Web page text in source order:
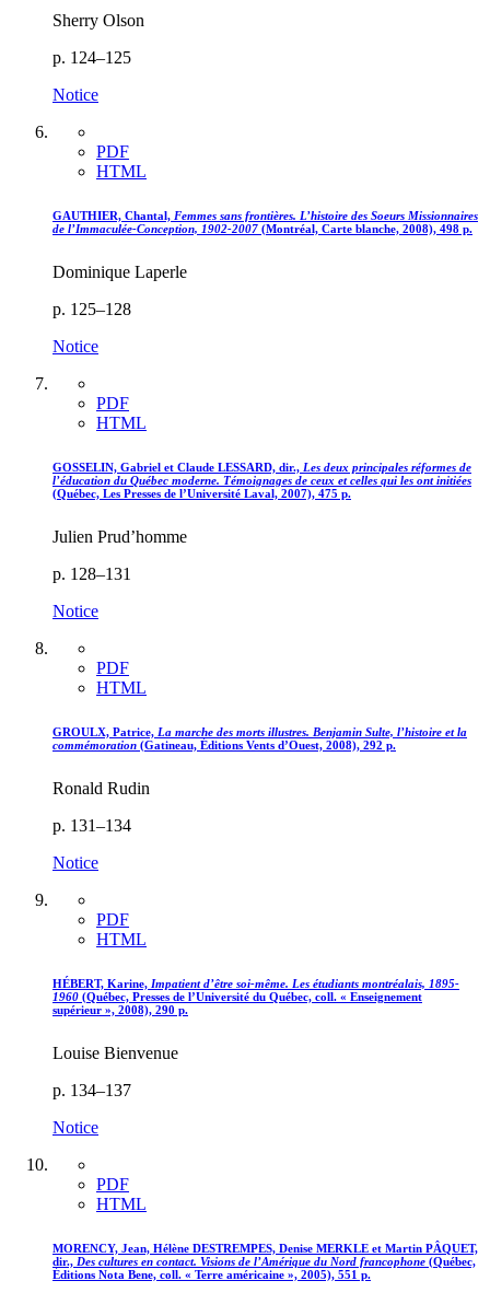
Sherry Olson
p. 124–125
Notice
PDF
HTML
GAUTHIER, Chantal, Femmes sans frontières. L’histoire des Soeurs Missionnaires
de l’Immaculée-Conception, 1902-2007 (Montréal, Carte blanche, 2008), 498 p.
Dominique Laperle
p. 125–128
Notice
PDF
HTML
GOSSELIN, Gabriel et Claude LESSARD, dir., Les deux principales réformes de
l’éducation du Québec moderne. Témoignages de ceux et celles qui les ont initiées
(Québec, Les Presses de l’Université Laval, 2007), 475 p.
Julien Prud’homme
p. 128–131
Notice
PDF
HTML
GROULX, Patrice, La marche des morts illustres. Benjamin Sulte, l’histoire et la
commémoration (Gatineau, Éditions Vents d’Ouest, 2008), 292 p.
Ronald Rudin
p. 131–134
Notice
PDF
HTML
HÉBERT, Karine, Impatient d’être soi-même. Les étudiants montréalais, 1895-
1960 (Québec, Presses de l’Université du Québec, coll. « Enseignement
supérieur », 2008), 290 p.
Louise Bienvenue
p. 134–137
Notice
PDF
HTML
MORENCY, Jean, Hélène DESTREMPES, Denise MERKLE et Martin PÂQUET,
dir., Des cultures en contact. Visions de l’Amérique du Nord francophone (Québec,
Éditions Nota Bene, coll. « Terre américaine », 2005), 551 p.